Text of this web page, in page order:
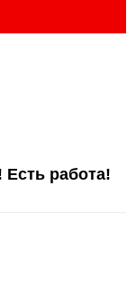
Есть работа!